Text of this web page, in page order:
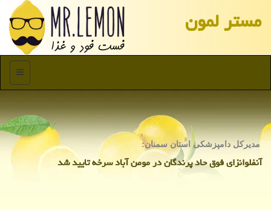
مستر لمون
منو
مدیركل دامپزشكی استان سمنان:
آنفلوانزای فوق حاد پرندگان در مومن آباد سرخه تایید شد